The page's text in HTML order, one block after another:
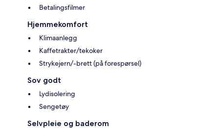
Betalingsfilmer
Hjemmekomfort
Klimaanlegg
Kaffetrakter/tekoker
Strykejern/-brett (på forespørsel)
Sov godt
Lydisolering
Sengetøy
Selvpleie og baderom